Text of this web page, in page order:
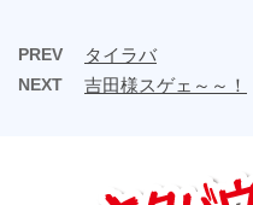
PREV タイラバ
NEXT 吉田様スゲェ～～！